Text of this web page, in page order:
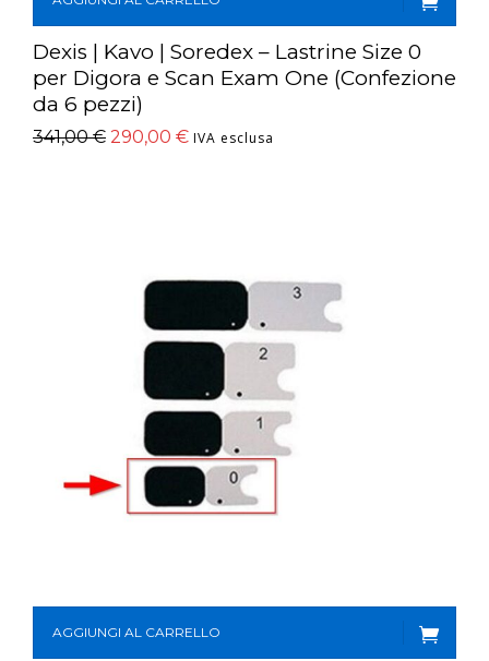
Dexis | Kavo | Soredex – Lastrine Size 0
per Digora e Scan Exam One (Confezione
da 6 pezzi)
341,00€ 290,00 € IVA esclusa
AGGIUNGI AL CARRELLO